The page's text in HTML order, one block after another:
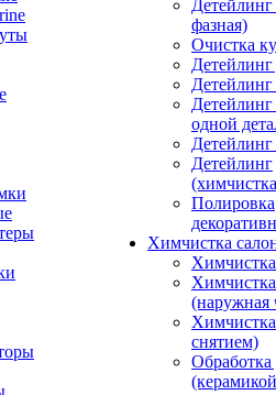
фазная)
Очистка
Детейлинг
одной
Детейлинг
Полировка
Химчистка
(наружная
снятием)
Обработка